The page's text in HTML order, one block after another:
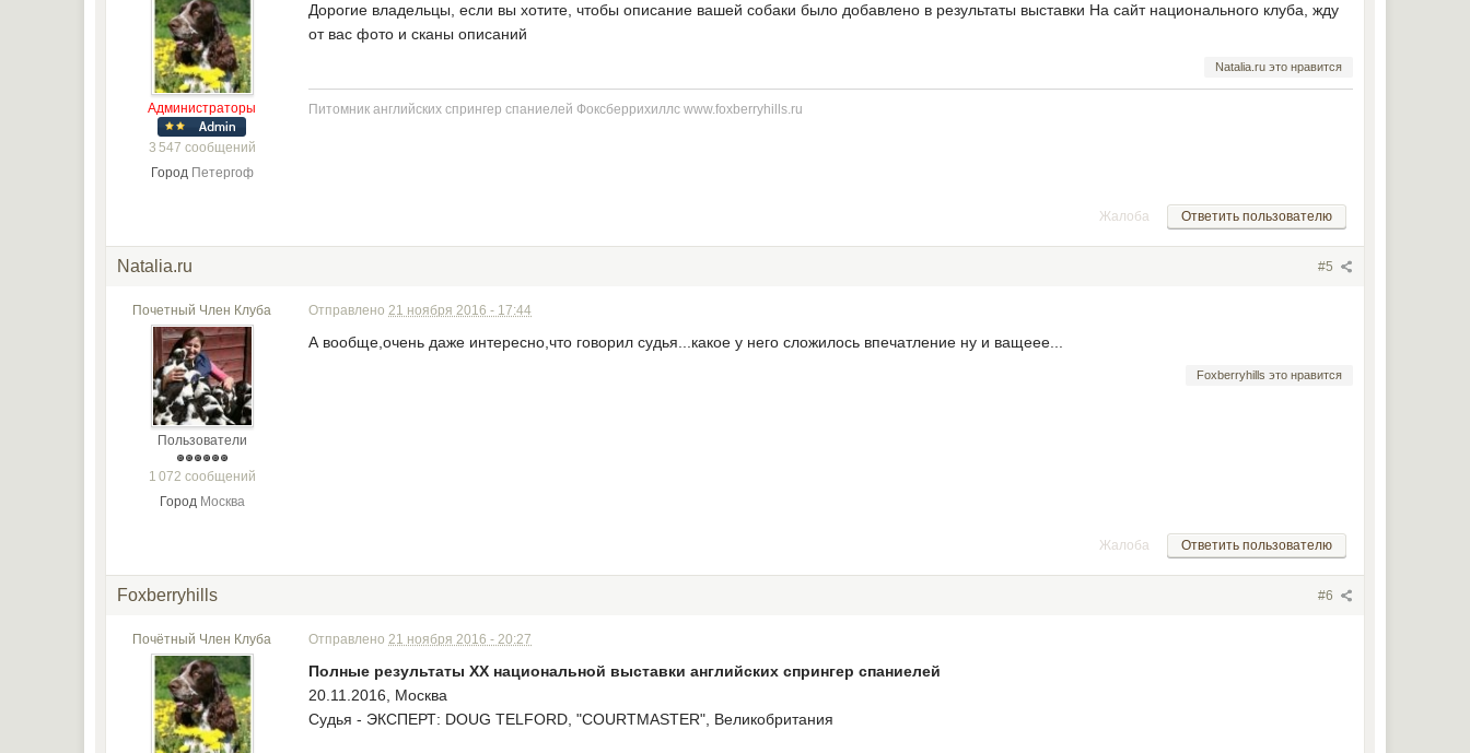
Администраторы
3 547 сообщений
Город Петергоф
Дорогие владельцы, если вы хотите, чтобы описание вашей собаки было добавлено в результаты выставки На сайт национального клуба, жду
от вас фото и сканы описаний
Natalia.ru это нравится
Питомник английских спрингер спаниелей Фоксберрихиллс www.foxberryhills.ru
Ответить пользователю
Жалоба
#5
Natalia.ru
Почетный Член Клуба
Пользователи
1 072 сообщений
Город Москва
Отправлено21 ноября 2016 - 17:44
А вообще,очень даже интересно,что говорил судья...какое у него сложилось впечатление ну и ващеее...
Foxberryhills это нравится
Ответить пользователю
Жалоба
#6
Foxberryhills
Почётный Член Клуба Отправлено21 ноября 2016 - 20:27
Полные результаты XX национальной выставки английских спрингер спаниелей
20.11.2016, Москва
Судья - ЭКСПЕРТ: DOUG TELFORD, "COURTMASTER", Великобритания